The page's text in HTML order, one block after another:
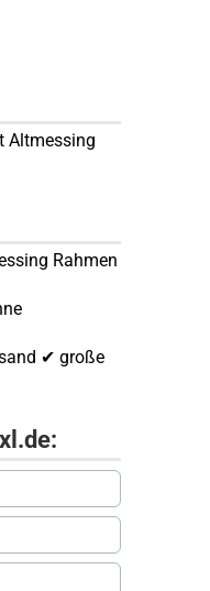
Altmessing
Rahmen
✔ große